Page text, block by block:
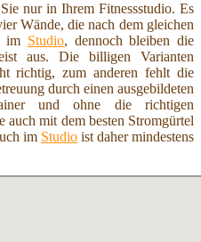
nur in Ihrem Fitnessstudio. Es
Wände, die nach dem gleichen
im Studio, dennoch bleiben die
aus. Die billigen Varianten
richtig, zum anderen fehlt die
durch einen ausgebildeten
und ohne die richtigen
auch mit dem besten Stromgürtel
im Studio ist daher mindestens